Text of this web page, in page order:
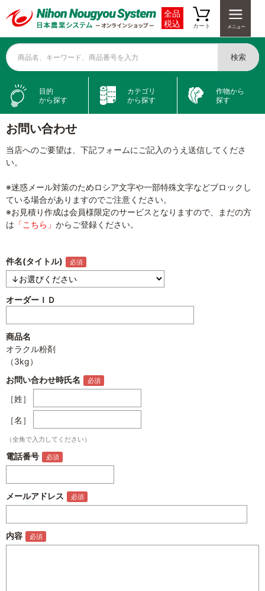
全品
税込
カート
商品名、キーワード、商品番号を入力 検索
目的
から探す
カテゴリ
から探す
作物から
探す
お問い合わせ
当店へのご要望は、下記フォームにご記入のうえ送信してくださ
い。
※迷惑メール対策のためロシア文字や一部特殊文字などブロックし
ている場合がありますのでご注意ください。
※お見積り作成は会員様限定のサービスとなりますので、まだの方
は 「こちら」 からご登録ください。
件名(タイトル)
オーダーＩＤ
商品名
オラクル粉剤
（3kg）
お問い合わせ時氏名
［姓］
［名］
（全角で入力してください）
電話番号
メールアドレス
内容